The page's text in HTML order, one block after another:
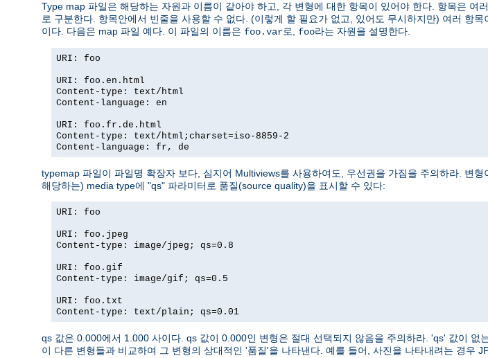
Type map 파일은 해당하는 자원과 이름이 같아야 하고, 각 변형에 대한 항목이 있어야 한다. 항목은 여
로 구분한다. 항목안에서 빈줄을 사용할 수 없다. (이렇게 할 필요가 없고, 있어도 무시하지만) 여러 항
이다. 다음은 map 파일 예다. 이 파일의 이름은 foo.var로, foo라는 자원을 설명한다.
URI: foo
URI: foo.en.html
Content-type: text/html
Content-language: en
URI: foo.fr.de.html
Content-type: text/html;charset=iso-8859-2
Content-language: fr, de
typemap 파일이 파일명 확장자 보다, 심지어 Multiviews를 사용하여도, 우선권을 가짐을 주의하라. 변
해당하는) media type에 "qs" 파라미터로 품질(source quality)을 표시할 수 있다:
URI: foo
URI: foo.jpeg
Content-type: image/jpeg; qs=0.8
URI: foo.gif
Content-type: image/gif; qs=0.5
URI: foo.txt
Content-type: text/plain; qs=0.01
qs 값은 0.000에서 1.000 사이다. qs 값이 0.000인 변형은 절대 선택되지 않음을 주의하라. 'qs' 값이 없
이 다른 변형들과 비교하여 그 변형의 상대적인 '품질'을 나타낸다. 예를 들어, 사진을 나타내려는 경우